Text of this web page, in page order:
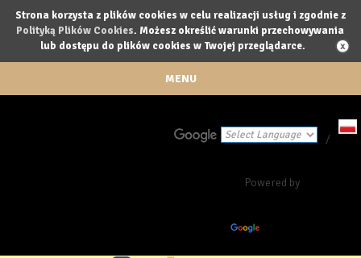
Strona korzysta z plików cookies w celu realizacji usług i zgodnie z
Polityką Plików Cookies. Możesz określić warunki przechowywania
lub dostępu do plików cookies w Twojej przeglądarce.
MENU
Powered by
/